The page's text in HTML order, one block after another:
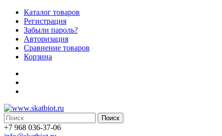
Каталог товаров
Регистрация
Забыли пароль?
Авторизация
Сравнение товаров
Корзина
Поиск
+7 968 036-37-06